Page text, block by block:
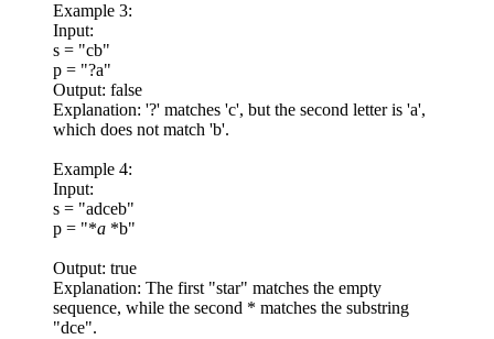
Example 3:
Input:
s = "cb"
p = "?a"
Output: false
Explanation: '?' matches 'c', but the second letter is 'a',
which does not match 'b'.
Example 4:
Input:
s = "adceb"
p = "*a *b"
Output: true
Explanation: The first "star" matches the empty
sequence, while the second * matches the substring
"dce".